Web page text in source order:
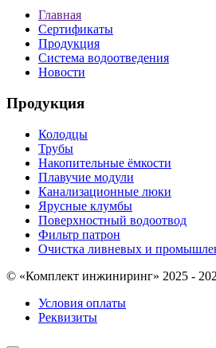
Главная
Сертификаты
Продукция
Система водоотведения
Новости
Продукция
Колодцы
Трубы
Накопительные ёмкости
Плавучие модули
Канализационные люки
Ярусные клумбы
Поверхностный водоотвод
Фильтр патрон
Очистка ливневых и
© «Комплект инжиниринг» 2025 -
Условия оплаты
Реквизиты